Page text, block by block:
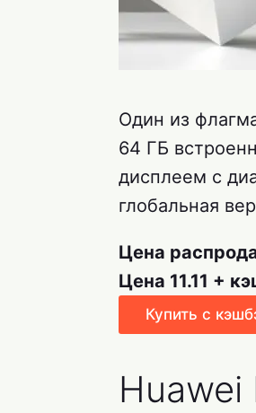
Один из
64 ГБ
дисплеем с
глобальная
Цена
Цена 11.11 +
Купить с
Huawei